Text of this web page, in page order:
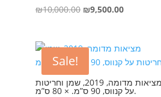
₪10,000.00 Original
₪10,000.00.
₪9,500.00Current
₪9,500.00.
Sale!
מציאות מדומה, 2019, שמן וחריטות
על קנווס, 90 ס”מ. × 80 ס”מ.